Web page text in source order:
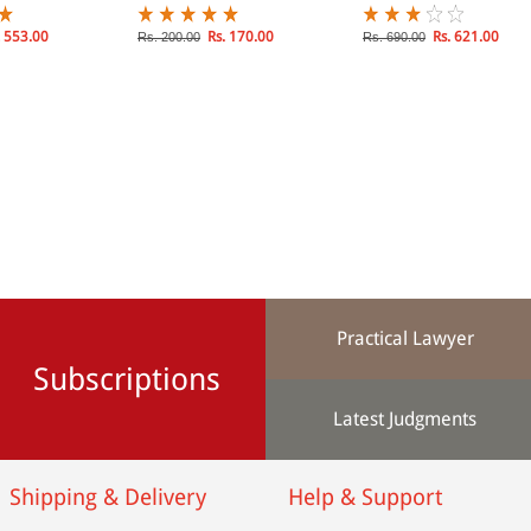
553.00 Rs. 200.00 Rs. 170.00 Rs. 690.00 Rs. 621.00
Subscriptions
Practical Lawyer
Latest Judgments
Shipping & Delivery Help & Support